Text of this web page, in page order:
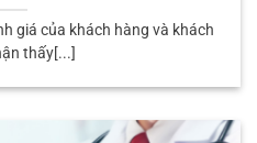
giá của khách hàng và khách
thấy[...]